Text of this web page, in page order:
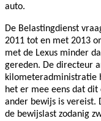
auto.
De Belastingdienst
2011 tot en met 2013
met de Lexus minder
gereden. De directeur
kilometeradministratie
het er mee eens dat
ander bewijs is vereist.
de bewijslast zodanig